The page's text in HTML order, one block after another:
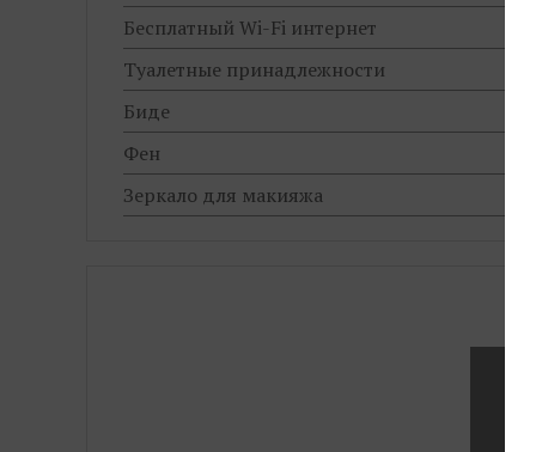
Бесплатный Wi-Fi интернет
Туалетные принадлежности
Биде
Фен
Зеркало для макияжа